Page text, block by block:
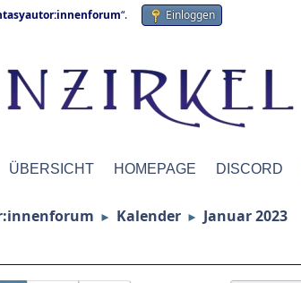
“. Einloggen
ÜBERSICHT HOMEPAGE DISCORD
► Kalender ► Januar 2023